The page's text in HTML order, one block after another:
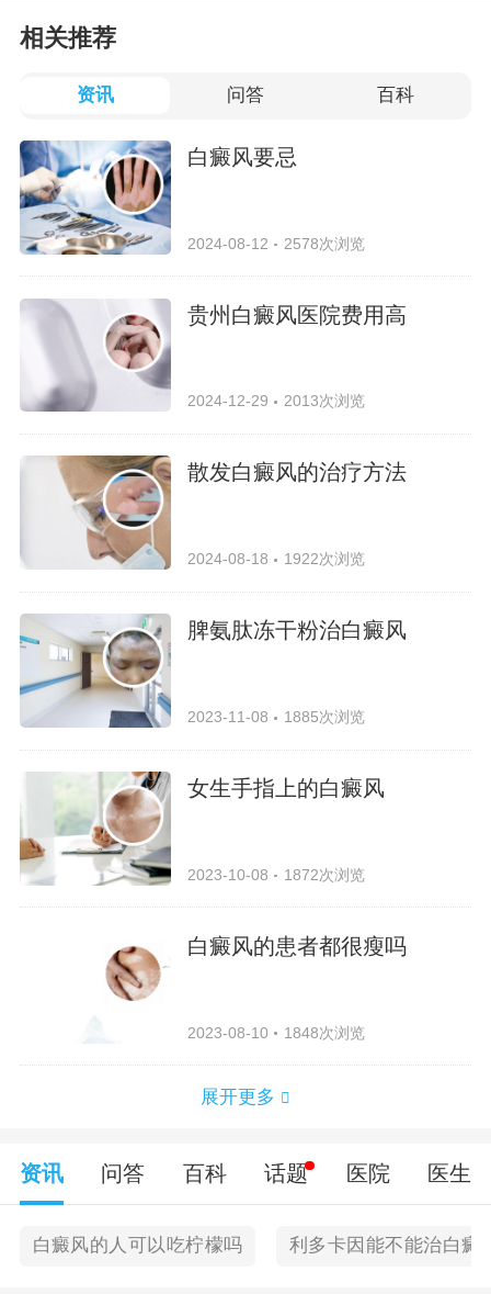
相关推荐
资讯 问答 百科
白癜风要忌
2024-08-12 2578次浏览
贵州白癜风医院费用高
2024-12-29 2013次浏览
散发白癜风的治疗方法
2024-08-18 1922次浏览
脾氨肽冻干粉治白癜风
2023-11-08 1885次浏览
女生手指上的白癜风
2023-10-08 1872次浏览
白癜风的患者都很瘦吗
2023-08-10 1848次浏览
展开更多
资讯 问答 百科 话题 医院 医生
白癜风的人可以吃柠檬吗 利多卡因能不能治白癜